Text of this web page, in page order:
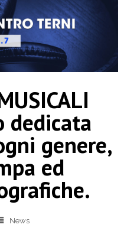
dedicata
genere,
ed
News